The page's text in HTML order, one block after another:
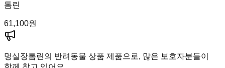
톰린
61,100원
멍실장톰린의 반려동물 상품 제품으로, 많은 보호자분들이